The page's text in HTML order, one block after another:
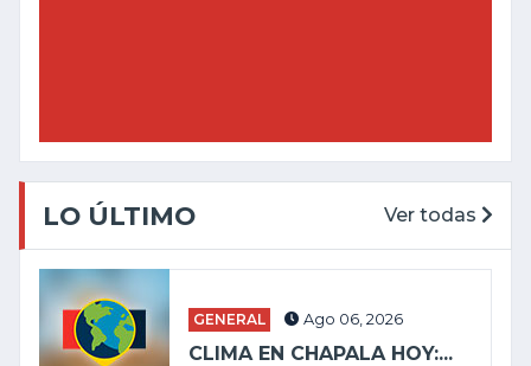
LO ÚLTIMO Ver todas
GENERAL Ago 06, 2026
CLIMA EN CHAPALA HOY:...